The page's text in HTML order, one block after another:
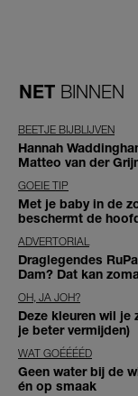
NET BINNEN
BEETJE BIJBLIJVEN
Hannah
Matteo van der
GOEIE TIP
Met je baby in de
beschermt de
ADVERTORIAL
Draglegendes
Dam? Dat kan
OH, JA JOH?
Deze kleuren wil je
je beter vermijden)
WAT GOÉÉÉÉD
Geen water bij de
én op smaak